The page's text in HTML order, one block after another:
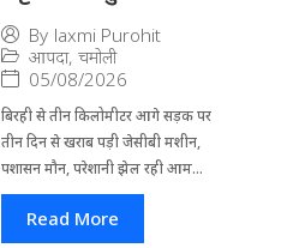
By laxmi Purohit
आपदा, चमोली
05/08/2026
बिरही से तीन किलोमीटर आगे सड़क पर
तीन दिन से खराब पड़ी जेसीबी मशीन,
पशासन मौन, परेशानी झेल रही आम...
Read More